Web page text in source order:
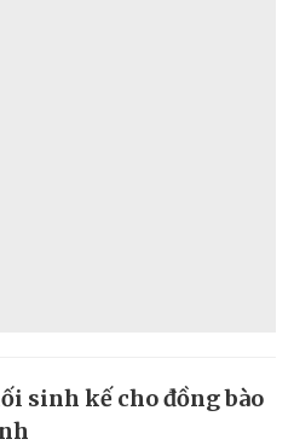
sinh kế cho đồng bào